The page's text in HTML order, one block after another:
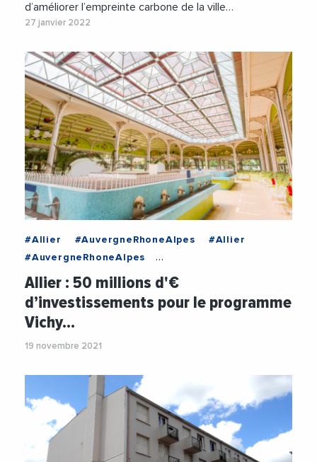
d’améliorer l’empreinte carbone de la ville…
27 janvier 2022
#Allier #AuvergneRhoneAlpes
#Allier
#AuvergneRhoneAlpes
#DeveloppementEconomique
Allier : 50 millions d'€
d’investissements pour le programme
Vichy…
19 novembre 2021